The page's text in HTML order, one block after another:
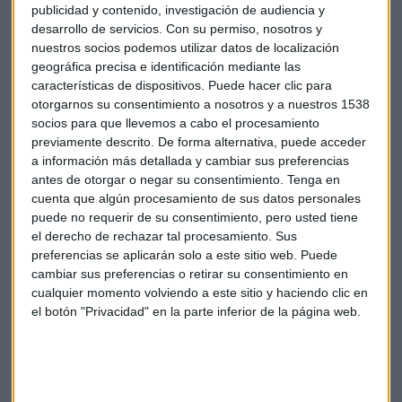
publicidad y contenido, investigación de audiencia y
desarrollo de servicios. Con su permiso, nosotros y
nuestros socios podemos utilizar datos de localización
geográfica precisa e identificación mediante las
características de dispositivos. Puede hacer clic para
otorgarnos su consentimiento a nosotros y a nuestros 1538
socios para que llevemos a cabo el procesamiento
previamente descrito. De forma alternativa, puede acceder
a información más detallada y cambiar sus preferencias
antes de otorgar o negar su consentimiento. Tenga en
cuenta que algún procesamiento de sus datos personales
puede no requerir de su consentimiento, pero usted tiene
el derecho de rechazar tal procesamiento. Sus
preferencias se aplicarán solo a este sitio web. Puede
cambiar sus preferencias o retirar su consentimiento en
cualquier momento volviendo a este sitio y haciendo clic en
el botón "Privacidad" en la parte inferior de la página web.
El deterioro máximo se alcanza entre las empresas de
cuatro años, donde el retroceso de las tasas de
supervivencia es de cinco puntos. Esta caída es de cuatro
puntos en las empresas de cinco y seis años y de tres entre
las de siete y ocho.
El momento crítico de todo proyecto empresarial
sobreviene a partir del tercer año ya que la inyección inicial
de capital permite a la inmensa mayoría cumplir sin
problemas los primeros 24 meses de vida. Sin embargo, a
partir de ese punto, aquellas empresas que no son capaces
de generar números negros afrontan un futuro incierto.
"En 2020 ya registramos un fuerte deterioro en los primeros